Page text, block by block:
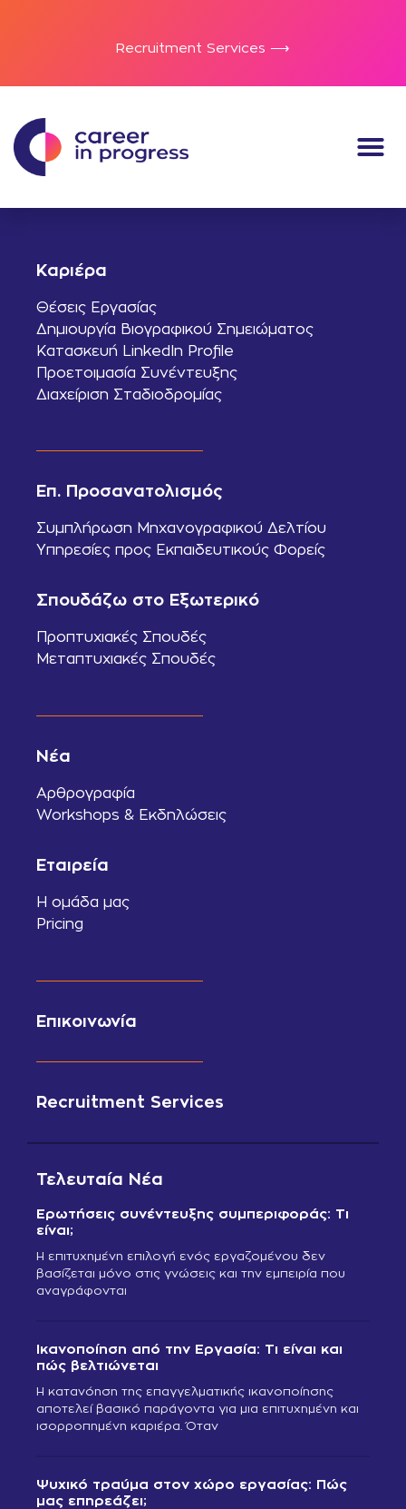
Recruitment Services ⟶
Καριέρα
Θέσεις Εργασίας
Δημιουργία Βιογραφικού Σημειώματος
Κατασκευή LinkedIn Profile
Προετοιμασία Συνέντευξης
Διαχείριση Σταδιοδρομίας
Επ. Προσανατολισμός
Συμπλήρωση Μηχανογραφικού Δελτίου
Υπηρεσίες προς Εκπαιδευτικούς Φορείς
Σπουδάζω στο Εξωτερικό
Προπτυχιακές Σπουδές
Μεταπτυχιακές Σπουδές
Νέα
Αρθρογραφία
Workshops & Εκδηλώσεις
Εταιρεία
Η ομάδα μας
Pricing
Επικοινωνία
Recruitment Services
Τελευταία Νέα
Ερωτήσεις συνέντευξης συμπεριφοράς: Τι
είναι;
Η επιτυχημένη επιλογή ενός εργαζομένου δεν
βασίζεται μόνο στις γνώσεις και την εμπειρία που
αναγράφονται
Ικανοποίηση από την Εργασία: Τι είναι και
πώς βελτιώνεται
Η κατανόηση της επαγγελματικής ικανοποίησης
αποτελεί βασικό παράγοντα για μια επιτυχημένη και
ισορροπημένη καριέρα. Όταν
Ψυχικό τραύμα στον χώρο εργασίας: Πώς
μας επηρεάζει;